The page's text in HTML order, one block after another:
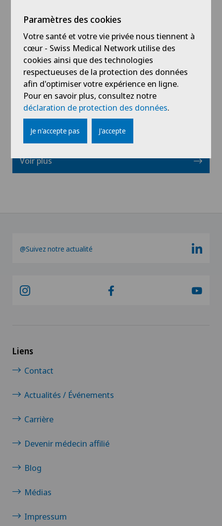
Néonatologie,
Voir plus
Voir profil
Voir plus
@Suivez notre actualité
Liens
Contact
Actualités / Événements
Carrière
Devenir médecin affilié
Blog
Médias
Impressum
Paramètres des cookies
Votre santé et votre vie privée nous tiennent à
cœur - Swiss Medical Network utilise des
cookies ainsi que des technologies
respectueuses de la protection des données
afin d'optimiser votre expérience en ligne.
Pour en savoir plus, consultez notre
déclaration de protection des données.
Je n'accepte pas J'accepte